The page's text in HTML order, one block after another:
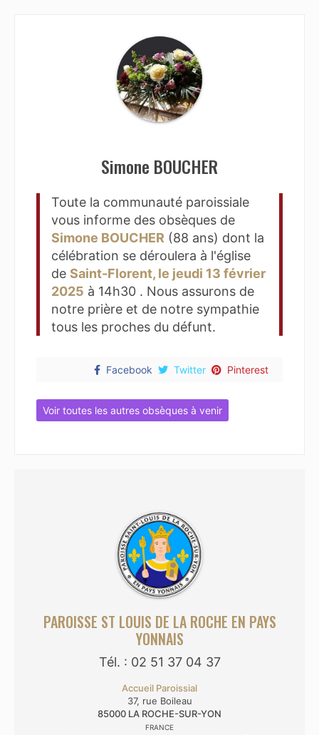
PAROISSE ST LOUIS DE LA ROCHE EN PAYS
YONNAIS
Tél. : 02 51 37 04 37
Accueil Paroissial
37, rue Boileau
85000 LA ROCHE-SUR-YON
FRANCE
Simone BOUCHER
Toute la communauté paroissiale
vous informe des obsèques de
Simone BOUCHER (88 ans) dont la
célébration se déroulera à l'église
de Saint-Florent, le jeudi 13 février
2025 à 14h30 . Nous assurons de
notre prière et de notre sympathie
tous les proches du défunt.
Facebook Twitter Pinterest
Voir toutes les autres obsèques à venir